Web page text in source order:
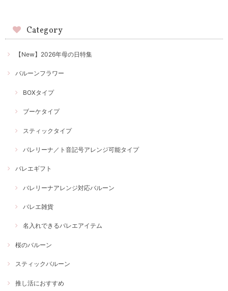
Category
【New】2026年母の日特集
バルーンフラワー
BOXタイプ
ブーケタイプ
スティックタイプ
バレリーナ／ト音記号アレンジ可能タイプ
バレエギフト
バレリーナアレンジ対応バルーン
バレエ雑貨
名入れできるバレエアイテム
桜のバルーン
スティックバルーン
推し活におすすめ